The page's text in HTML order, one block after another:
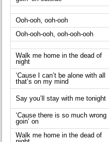
Ooh-ooh, ooh-ooh
Ooh-ooh-ooh, ooh-ooh-ooh
Walk me home in the dead of
night
‘Cause I can’t be alone with all
that’s on my mind
Say you’ll stay with me tonight
‘Cause there is so much wrong
goin’ on
Walk me home in the dead of